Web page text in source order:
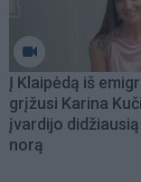
Į Klaipėdą iš
grįžusi Karina
įvardijo
norą